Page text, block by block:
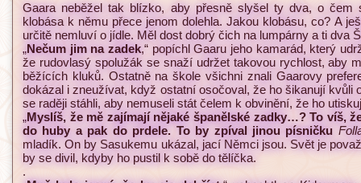
Gaara neběžel tak blízko, aby přesně slyšel ty dva, o čem
klobása k němu přece jenom dolehla. Jakou klobásu, co? A
určitě nemluví o jídle. Měl dost dobrý čich na lumpárny a ti dva
„Nečum jim na zadek,“ popíchl Gaaru jeho kamarád, který
že rudovlasý spolužák se snaží udržet takovou rychlost, aby
běžících kluků. Ostatně na škole všichni znali Gaarovy
dokázal i zneužívat, když ostatní osočoval, že ho šikanují kvůli
se raději stáhli, aby nemuseli stát čelem k obvinění, že ho
„Myslíš, že mě zajímají nějaké španělské zadky…? To víš,
do huby a pak do prdele. To by zpíval jinou písničku
mladík. On by Sasukemu ukázal, jací Němci jsou. Svět je
by se divil, kdyby ho pustil k sobě do tělíčka.
.